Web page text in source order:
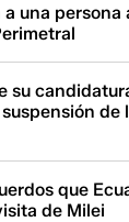
una
su
de
que
de Milei